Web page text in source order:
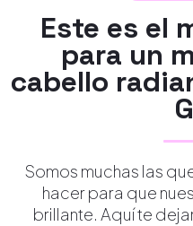
Este es el
para un
cabello
Somos muchas las
hacer para que
brillante. Aquí te